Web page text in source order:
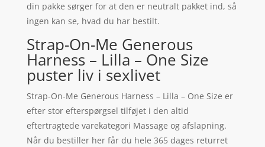
din pakke sørger for at den er neutralt pakket ind, så
ingen kan se, hvad du har bestilt.
Strap-On-Me Generous
Harness – Lilla – One Size
puster liv i sexlivet
Strap-On-Me Generous Harness – Lilla – One Size er
efter stor efterspørgsel tilføjet i den altid
eftertragtede varekategori Massage og afslapning.
Når du bestiller her får du hele 365 dages returret